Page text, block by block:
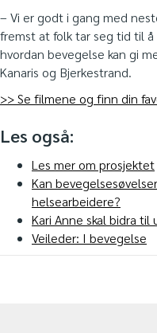
– Vi er godt i gang med
fremst at folk tar seg tid til
hvordan bevegelse kan gi
Kanaris og Bjerkestrand.
>> Se filmene og finn din
Les også:
Les mer om prosjektet
Kan
helsearbeidere?
Kari Anne skal bidra
Veileder: I bevegelse